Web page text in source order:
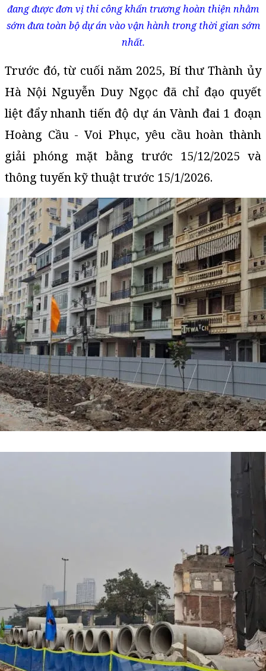
đang được đơn vị thi công khẩn trương hoàn thiện nhằm
sớm đưa toàn bộ dự án vào vận hành trong thời gian sớm
nhất.
Trước đó, từ cuối năm 2025, Bí thư Thành ủy
Hà Nội Nguyễn Duy Ngọc đã chỉ đạo quyết
liệt đẩy nhanh tiến độ dự án Vành đai 1 đoạn
Hoàng Cầu - Voi Phục, yêu cầu hoàn thành
giải phóng mặt bằng trước 15/12/2025 và
thông tuyến kỹ thuật trước 15/1/2026.